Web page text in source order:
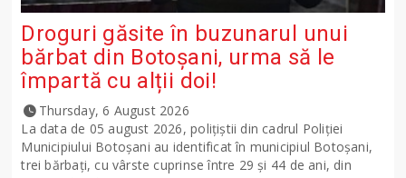
Droguri găsite în buzunarul unui
bărbat din Botoșani, urma să le
împartă cu alții doi!
Thursday, 6 August 2026
La data de 05 august 2026, polițiștii din cadrul Poliției
Municipiului Botoșani au identificat în municipiul Botoșani,
trei bărbați, cu vârste cuprinse între 29 și 44 de ani, din